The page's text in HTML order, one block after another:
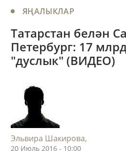
ЯҢАЛЫКЛАР
Татарстан белән
Петербург: 17
"дуслык" (ВИДЕО)
Эльвира Шакирова,
20 Июль 2016 - 10:00